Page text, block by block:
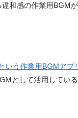
和感の作業用BGM
いう作業用BGMアプ
として活用してい